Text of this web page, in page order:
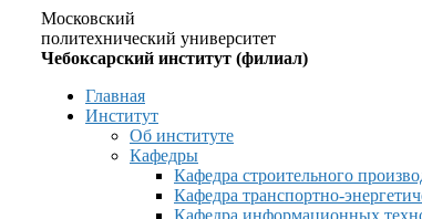
Московский
политехнический университет
Чебоксарский институт (филиал)
Главная
Институт
Об институте
Кафедры
Кафедра строительного
Кафедра транспортно-
Кафедра информационных